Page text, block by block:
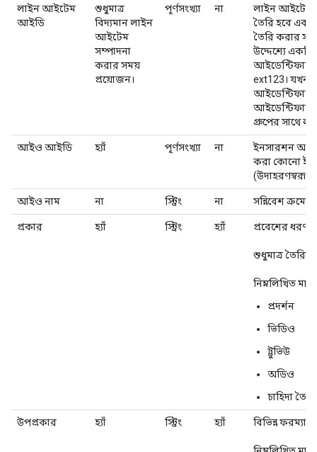
লাইন আইটেম
আইডি
শুধুমাত্র
বিদ্যমান লাইন
আইটেম
সম্পাদনা
করার সময়
প্রয়োজন।
পূর্ণসংখ্যা না
লাইন
তৈরি হবে
তৈরি করার
উদ্দেশ্যে
ext123। যখন
গ্রুপের সাথে
আইও আইডি হ্যাঁ পূর্ণসংখ্যা না
ইনসারশন
করা কোনো
(উদাহরণস্বরূপ,
আইও নাম না স্ট্রিং না সন্নিবেশ ক্রমের
প্রকার হ্যাঁ স্ট্রিং হ্যাঁ প্রবেশের ধরণ।
শুধুমাত্র তৈরির
নিম্নলিখিত
প্রদর্শন
ভিডিও
ট্রুভিউ
অডিও
চাহিদা তৈরি
উপপ্রকার হ্যাঁ স্ট্রিং হ্যাঁ বিভিন্ন